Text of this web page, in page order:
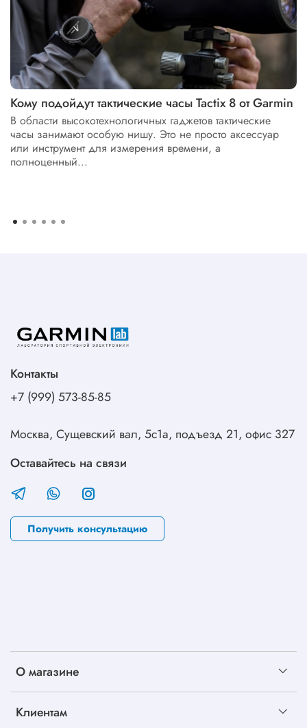
Кому подойдут тактические часы Tactix 8 от Garmin
В области высокотехнологичных гаджетов тактические
часы занимают особую нишу. Это не просто аксессуар
или инструмент для измерения времени, а
полноценный...
О магазине
Клиентам
Контакты
+7 (999) 573-85-85
Москва, Сущевский вал, 5с1а, подъезд 21, офис 327
Оставайтесь на связи
Получить консультацию